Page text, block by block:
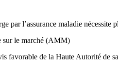
par l’assurance maladie nécessite
sur le marché (AMM)
favorable de la Haute Autorité de